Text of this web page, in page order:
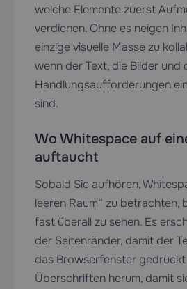
welche Elemente zuerst
verdienen. Ohne es neigen
einzige visuelle Masse zu
wenn der Text, die Bilder und
Handlungsaufforderungen
sind.
Wo Whitespace auf
auftaucht
Sobald Sie aufhören,
leeren Raum“ zu betrachten,
fast überall zu sehen. Es
der Seitenränder, damit der
das Browserfenster gedrückt
Überschriften herum, damit